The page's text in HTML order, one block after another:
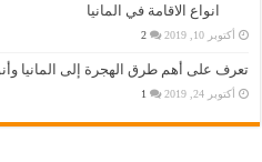
انواع الاقامة في المانيا
أكتوبر 10, 2019 2
تعرف على أهم طرق الهجرة إلى المانيا
أكتوبر 24, 2019 1